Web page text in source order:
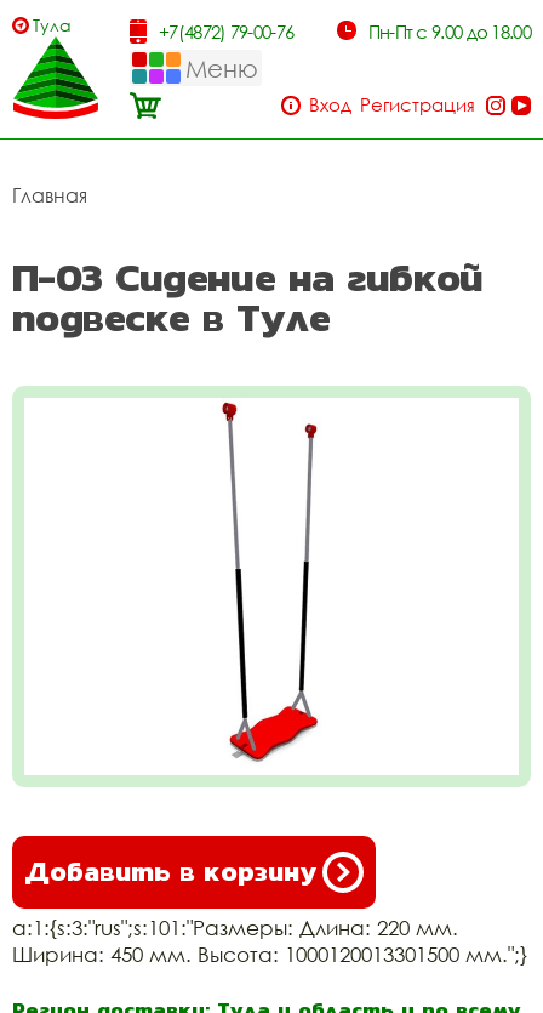
Тула +7(4872) 79-00-76 Пн-Пт с 9.00 до 18.00
Меню
Вход Регистрация
Главная
П-03 Сидение на гибкой
подвеске в Туле
Добавить в корзину
a:1:{s:3:"rus";s:101:"Размеры: Длина: 220 мм.
Ширина: 450 мм. Высота: 1000120013301500 мм.";}